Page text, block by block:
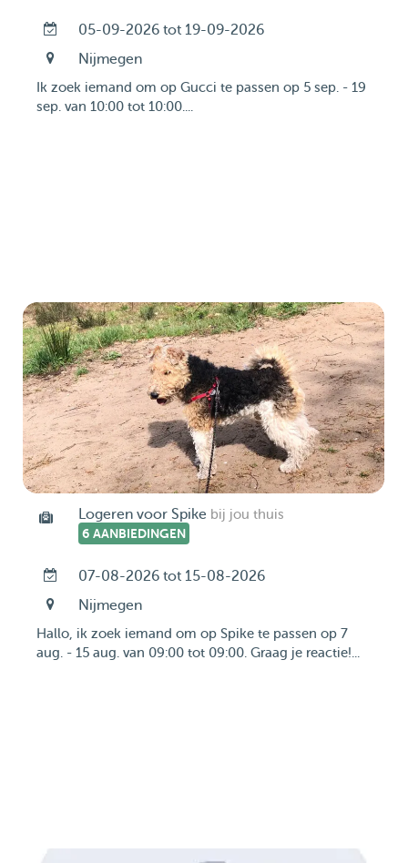
05-09-2026 tot 19-09-2026
Nijmegen
Ik zoek iemand om op Gucci te passen op 5 sep. - 19
sep. van 10:00 tot 10:00....
Logeren voor Spike bij jou thuis
6 AANBIEDINGEN
07-08-2026 tot 15-08-2026
Nijmegen
Hallo, ik zoek iemand om op Spike te passen op 7
aug. - 15 aug. van 09:00 tot 09:00. Graag je reactie!...